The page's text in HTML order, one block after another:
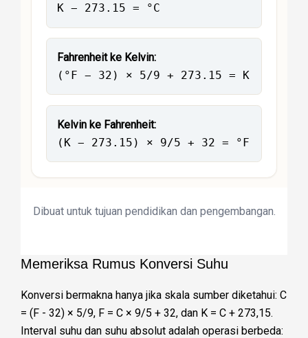
K − 273.15 = °C
Fahrenheit ke Kelvin:
(°F − 32) × 5/9 + 273.15 = K
Kelvin ke Fahrenheit:
(K − 273.15) × 9/5 + 32 = °F
Dibuat untuk tujuan pendidikan dan pengembangan.
Memeriksa Rumus Konversi Suhu
Konversi bermakna hanya jika skala sumber diketahui: C
= (F - 32) × 5/9, F = C × 9/5 + 32, dan K = C + 273,15.
Interval suhu dan suhu absolut adalah operasi berbeda: